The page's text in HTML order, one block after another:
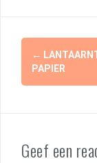
←
PAPIER
Geef een